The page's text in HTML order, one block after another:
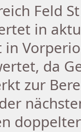
Feld
in
da
zur